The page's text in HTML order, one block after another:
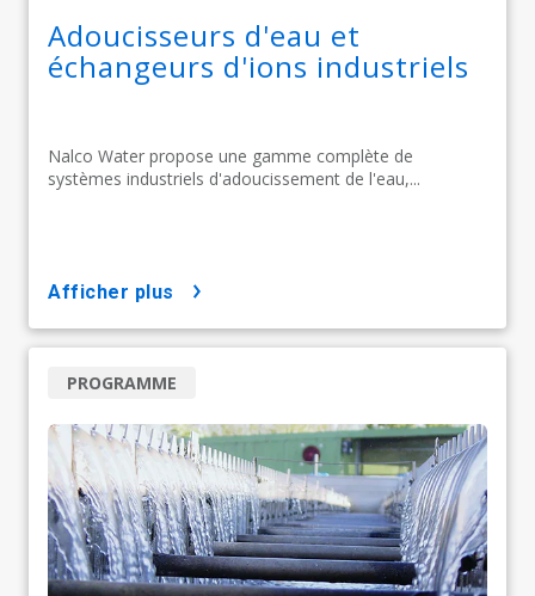
Adoucisseurs d'eau et
échangeurs d'ions industriels
Nalco Water propose une gamme complète de
systèmes industriels d'adoucissement de l'eau,...
afficher plus
PROGRAMME